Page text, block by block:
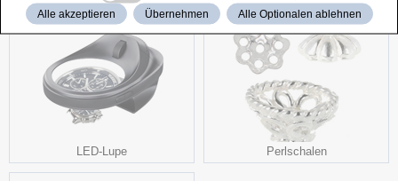
LED-Lupe Perlschalen
Alle akzeptieren Übernehmen Alle Optionalen ablehnen